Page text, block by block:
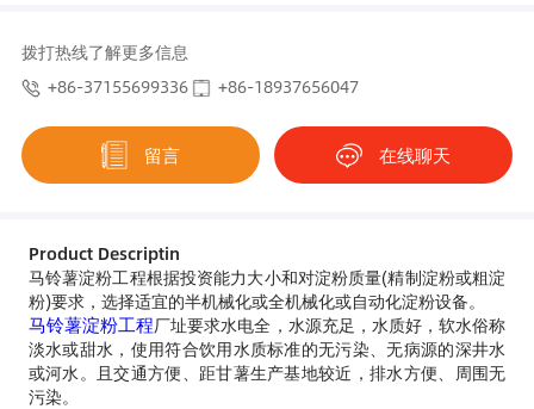
拨打热线了解更多信息
+86-37155699336
+86-18937656047
留言 在线聊天
Product Descriptin
马铃薯淀粉工程根据投资能力大小和对淀粉质量(精制淀粉或粗淀
粉)要求，选择适宜的半机械化或全机械化或自动化淀粉设备。
马铃薯淀粉工程厂址要求水电全，水源充足，水质好，软水俗称
淡水或甜水，使用符合饮用水质标准的无污染、无病源的深井水
或河水。且交通方便、距甘薯生产基地较近，排水方便、周围无
污染。